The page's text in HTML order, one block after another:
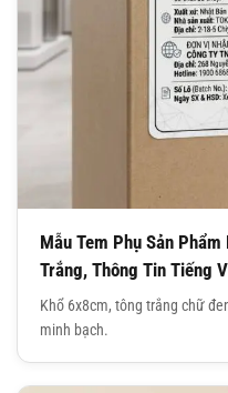
Mẫu Tem Phụ Sản
Trắng, Thông Tin Tiếng
Khổ 6x8cm, tông trắng chữ
minh bạch.